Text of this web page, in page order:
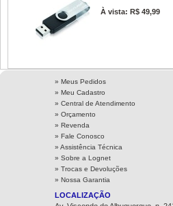
À vista: R$ 49,99
» Meus Pedidos
» Meu Cadastro
» Central de Atendimento
» Orçamento
» Revenda
» Fale Conosco
» Assistência Técnica
» Sobre a Lognet
» Trocas e Devoluções
» Nossa Garantia
LOCALIZAÇÃO